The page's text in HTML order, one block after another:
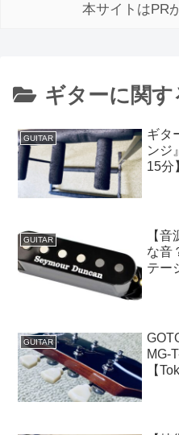
本サイトはPR
ギターに関
GUITAR
ギタ
ンジ
15分
GUITAR
【
な音
テー
GUITAR
【